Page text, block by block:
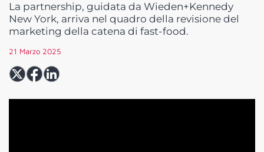
La partnership, guidata da Wieden+Kennedy
New York, arriva nel quadro della revisione del
marketing della catena di fast-food.
21 Marzo 2025